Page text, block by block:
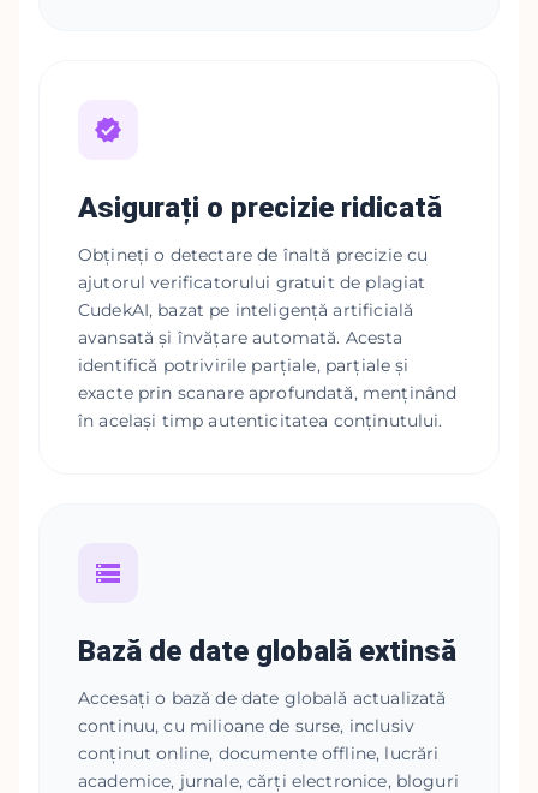
Asigurați o precizie ridicată
Obțineți o detectare de înaltă precizie cu
ajutorul verificatorului gratuit de plagiat
CudekAI, bazat pe inteligență artificială
avansată și învățare automată. Acesta
identifică potrivirile parțiale, parțiale și
exacte prin scanare aprofundată, menținând
în același timp autenticitatea conținutului.
Bază de date globală extinsă
Accesați o bază de date globală actualizată
continuu, cu milioane de surse, inclusiv
conținut online, documente offline, lucrări
academice, jurnale, cărți electronice, bloguri